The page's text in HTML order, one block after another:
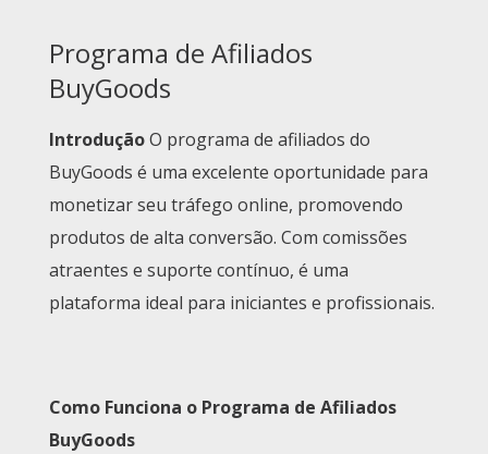
Programa de Afiliados
BuyGoods
IntroduçãoO programa de afiliados do
BuyGoods é uma excelente oportunidade para
monetizar seu tráfego online, promovendo
produtos de alta conversão. Com comissões
atraentes e suporte contínuo, é uma
plataforma ideal para iniciantes e profissionais.
Como Funciona o Programa de Afiliados
BuyGoods